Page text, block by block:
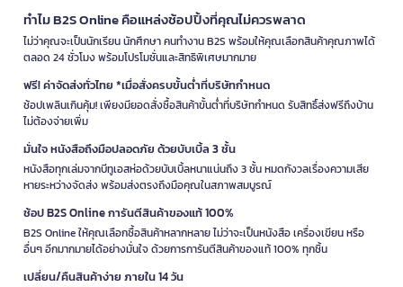
ทำไม B2S Online คือแหล่งช้อปปิ้งที่คุณไม่ควรพลาด
ไม่ว่าคุณจะเป็นนักเรียน นักศึกษา คนทำงาน B2S พร้อมให้คุณเลือกสินค้าคุณภาพได้
ตลอด 24 ชั่วโมง พร้อมโปรโมชั่นและสิทธิพิเศษมากมาย
ฟรี! ค่าจัดส่งทั่วไทย *เมื่อสั่งครบขั้นต่ำที่บริษัทกำหนด
ช้อปเพลินเกินคุ้ม! เพียงมียอดสั่งซื้อสินค้าขั้นต่ำที่บริษัทกำหนด รับสิทธิ์ส่งฟรีถึงบ้าน
ไม่ต้องจ่ายเพิ่ม
มั่นใจ หนังสือถึงมือปลอดภัย ด้วยบับเบิ้ล 3 ชั้น
หนังสือทุกเล่มจากบีทูเอสห่อด้วยบับเบิ้ลหนาแน่นถึง 3 ชั้น หมดกังวลเรื่องความเสีย
หายระหว่างจัดส่ง พร้อมส่งตรงถึงมือคุณในสภาพสมบูรณ์
ช้อป B2S Online การันตีสินค้าของแท้ 100%
B2S Online ให้คุณเลือกซื้อสินค้าหลากหลาย ไม่ว่าจะเป็นหนังสือ เครื่องเขียน หรือ
อื่นๆ อีกมากมายได้อย่างมั่นใจ ด้วยการการันตีสินค้าของแท้ 100% ทุกชิ้น
เปลี่ยน/คืนสินค้าง่าย ภายใน 14 วัน